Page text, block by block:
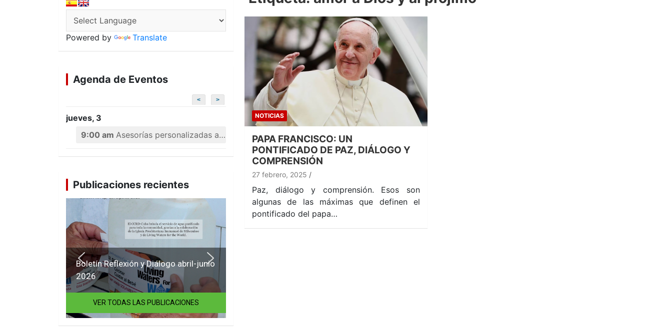
NOTICIAS
PAPA FRANCISCO: UN
PONTIFICADO DE PAZ, DIÁLOGO Y
COMPRENSIÓN
27 febrero, 2025
Paz, diálogo y comprensión. Esos son
algunas de las máximas que definen el
pontificado del papa…
Powered by Translate
Agenda de Eventos
< >
jueves, 3
9:00 am Asesorías personalizadas a emprendedores
Publicaciones recientes
Boletín Reflexión y Diálogo abril-junio
2026
VER TODAS LAS PUBLICACIONES